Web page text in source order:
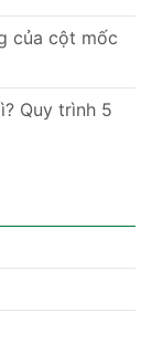
của cột mốc
Quy trình 5